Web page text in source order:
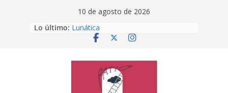
10 de agosto de 2026
Lo último: Lunática
Pero, hasta entonces…
‘La broma infinita’ de recomendar
lecturas veraniegas
Otra del Mundial